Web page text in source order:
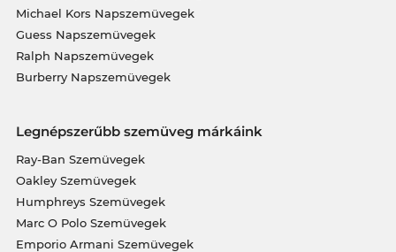
Michael Kors Napszemüvegek
Guess Napszemüvegek
Ralph Napszemüvegek
Burberry Napszemüvegek
Legnépszerűbb szemüveg márkáink
Ray-Ban Szemüvegek
Oakley Szemüvegek
Humphreys Szemüvegek
Marc O Polo Szemüvegek
Emporio Armani Szemüvegek